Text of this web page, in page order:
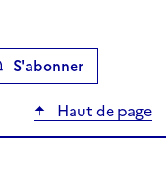
S'abonner
Haut de page